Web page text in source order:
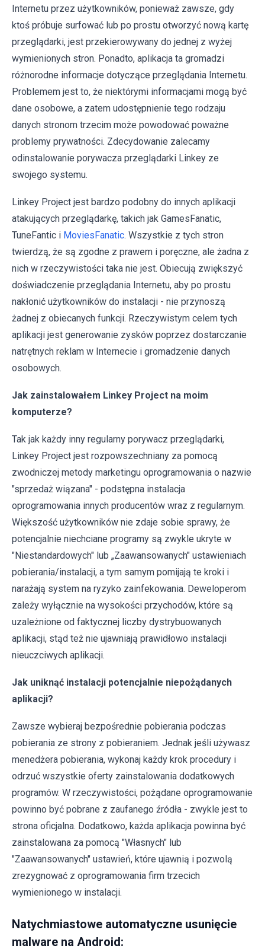
Internetu przez użytkowników, ponieważ zawsze, gdy
ktoś próbuje surfować lub po prostu otworzyć nową kartę
przeglądarki, jest przekierowywany do jednej z wyżej
wymienionych stron. Ponadto, aplikacja ta gromadzi
różnorodne informacje dotyczące przeglądania Internetu.
Problemem jest to, że niektórymi informacjami mogą być
dane osobowe, a zatem udostępnienie tego rodzaju
danych stronom trzecim może powodować poważne
problemy prywatności. Zdecydowanie zalecamy
odinstalowanie porywacza przeglądarki Linkey ze
swojego systemu.
Linkey Project jest bardzo podobny do innych aplikacji
atakujących przeglądarkę, takich jak GamesFanatic,
TuneFantic i MoviesFanatic. Wszystkie z tych stron
twierdzą, że są zgodne z prawem i poręczne, ale żadna z
nich w rzeczywistości taka nie jest. Obiecują zwiększyć
doświadczenie przeglądania Internetu, aby po prostu
nakłonić użytkowników do instalacji - nie przynoszą
żadnej z obiecanych funkcji. Rzeczywistym celem tych
aplikacji jest generowanie zysków poprzez dostarczanie
natrętnych reklam w Internecie i gromadzenie danych
osobowych.
Jak zainstalowałem Linkey Project na moim
komputerze?
Tak jak każdy inny regularny porywacz przeglądarki,
Linkey Project jest rozpowszechniany za pomocą
zwodniczej metody marketingu oprogramowania o nazwie
"sprzedaż wiązana" - podstępna instalacja
oprogramowania innych producentów wraz z regularnym.
Większość użytkowników nie zdaje sobie sprawy, że
potencjalnie niechciane programy są zwykle ukryte w
"Niestandardowych" lub „Zaawansowanych" ustawieniach
pobierania/instalacji, a tym samym pomijają te kroki i
narażają system na ryzyko zainfekowania. Deweloperom
zależy wyłącznie na wysokości przychodów, które są
uzależnione od faktycznej liczby dystrybuowanych
aplikacji, stąd też nie ujawniają prawidłowo instalacji
nieuczciwych aplikacji.
Jak uniknąć instalacji potencjalnie niepożądanych
aplikacji?
Zawsze wybieraj bezpośrednie pobierania podczas
pobierania ze strony z pobieraniem. Jednak jeśli używasz
menedżera pobierania, wykonaj każdy krok procedury i
odrzuć wszystkie oferty zainstalowania dodatkowych
programów. W rzeczywistości, pożądane oprogramowanie
powinno być pobrane z zaufanego źródła - zwykle jest to
strona oficjalna. Dodatkowo, każda aplikacja powinna być
zainstalowana za pomocą "Własnych" lub
"Zaawansowanych" ustawień, które ujawnią i pozwolą
zrezygnować z oprogramowania firm trzecich
wymienionego w instalacji.
Natychmiastowe automatyczne usunięcie
malware na Android: